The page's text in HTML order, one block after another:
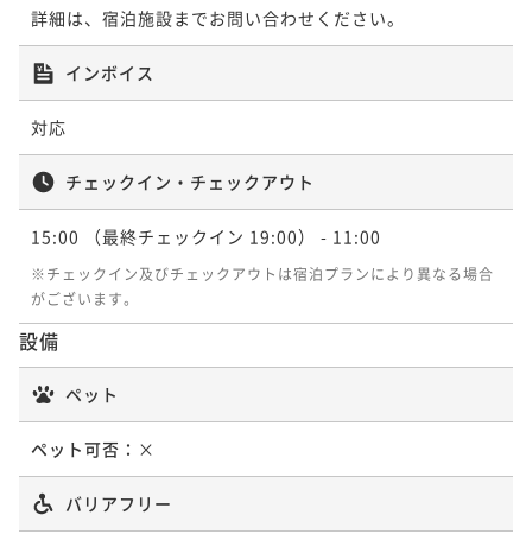
詳細は、宿泊施設までお問い合わせください。
インボイス
対応
チェックイン・チェックアウト
15:00 （最終チェックイン 19:00） - 11:00
※チェックイン及びチェックアウトは宿泊プランにより異なる場合
がございます。
設備
ペット
ペット可否： ×
バリアフリー